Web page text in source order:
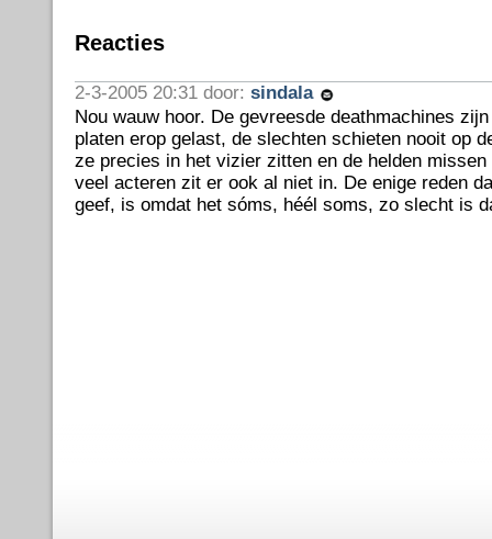
Reacties
2-3-2005 20:31 door: sindala
Nou wauw hoor. De gevreesde deathmachines
platen erop gelast, de slechten schieten nooit op
ze precies in het vizier zitten en de helden
veel acteren zit er ook al niet in. De enige reden
geef, is omdat het sóms, héél soms, zo slecht is